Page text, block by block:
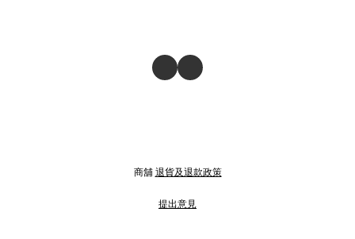
商舖 退貨及退款政策
提出意見